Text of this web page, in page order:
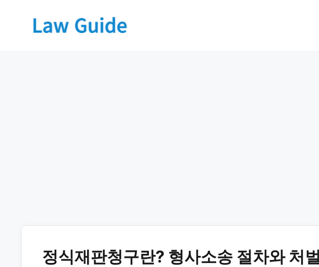
정식재판청구란? 형사소송 절차와 처